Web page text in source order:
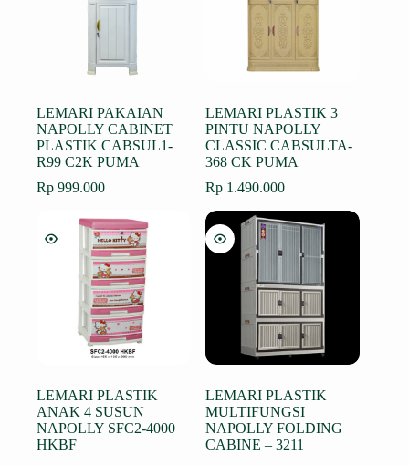
LEMARI PAKAIAN
NAPOLLY CABINET
PLASTIK CABSUL1-
R99 C2K PUMA
Rp 999.000
LEMARI PLASTIK 3
PINTU NAPOLLY
CLASSIC CABSULTA-
368 CK PUMA
Rp 1.490.000
LEMARI PLASTIK
ANAK 4 SUSUN
NAPOLLY SFC2-4000
HKBF
LEMARI PLASTIK
MULTIFUNGSI
NAPOLLY FOLDING
CABINE – 3211